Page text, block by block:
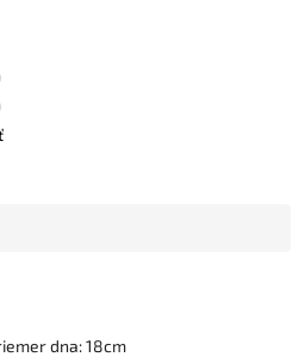
dna: 18cm